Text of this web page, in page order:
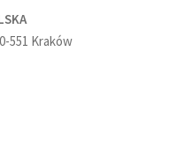
551 Kraków